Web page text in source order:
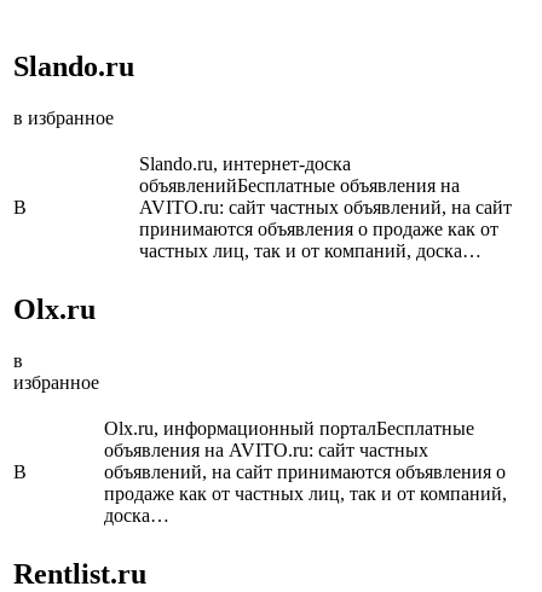
Slando.ru
в избранное
В
Slando.ru, интернет-доска
объявленийБесплатные объявления на
AVITO.ru: сайт частных объявлений, на сайт
принимаются объявления о продаже как от
частных лиц, так и от компаний, доска…
Olx.ru
в
избранное
В
Olx.ru, информационный порталБесплатные
объявления на AVITO.ru: сайт частных
объявлений, на сайт принимаются объявления о
продаже как от частных лиц, так и от компаний,
доска…
Rentlist.ru